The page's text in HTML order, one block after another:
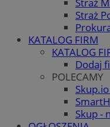
Straż
KATALOG FIRM
KATALOG
Dodaj
POLECAMY
Skup -